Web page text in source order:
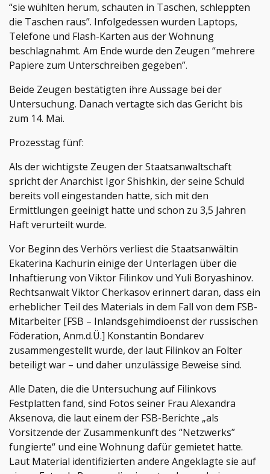
“sie wühlten herum, schauten in Taschen, schleppten
die Taschen raus”. Infolgedessen wurden Laptops,
Telefone und Flash-Karten aus der Wohnung
beschlagnahmt. Am Ende wurde den Zeugen “mehrere
Papiere zum Unterschreiben gegeben”.
Beide Zeugen bestätigten ihre Aussage bei der
Untersuchung. Danach vertagte sich das Gericht bis
zum 14. Mai.
Prozesstag fünf:
Als der wichtigste Zeugen der Staatsanwaltschaft
spricht der Anarchist Igor Shishkin, der seine Schuld
bereits voll eingestanden hatte, sich mit den
Ermittlungen geeinigt hatte und schon zu 3,5 Jahren
Haft verurteilt wurde.
Vor Beginn des Verhörs verliest die Staatsanwältin
Ekaterina Kachurin einige der Unterlagen über die
Inhaftierung von Viktor Filinkov und Yuli Boryashinov.
Rechtsanwalt Viktor Cherkasov erinnert daran, dass ein
erheblicher Teil des Materials in dem Fall von dem FSB-
Mitarbeiter [FSB – Inlandsgehimdioenst der russischen
Föderation, Anm.d.Ü.] Konstantin Bondarev
zusammengestellt wurde, der laut Filinkov an Folter
beteiligt war – und daher unzulässige Beweise sind.
Alle Daten, die die Untersuchung auf Filinkovs
Festplatten fand, sind Fotos seiner Frau Alexandra
Aksenova, die laut einem der FSB-Berichte „als
Vorsitzende der Zusammenkunft des “Netzwerks”
fungierte“ und eine Wohnung dafür gemietet hatte.
Laut Material identifizierten andere Angeklagte sie auf